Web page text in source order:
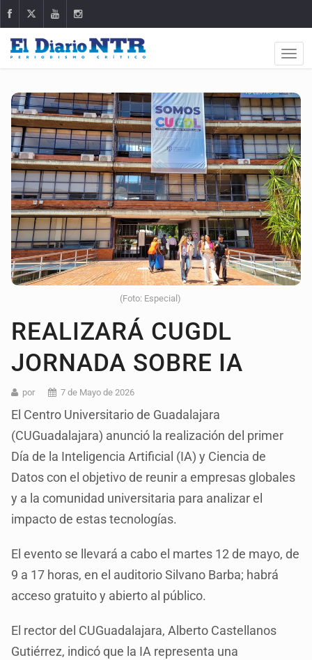
(Foto: Especial)
REALIZARÁ CUGDL
JORNADA SOBRE IA
por 7 de Mayo de 2026
El Centro Universitario de Guadalajara
(CUGuadalajara) anunció la realización del primer
Día de la Inteligencia Artificial (IA) y Ciencia de
Datos con el objetivo de reunir a empresas globales
y a la comunidad universitaria para analizar el
impacto de estas tecnologías.
El evento se llevará a cabo el martes 12 de mayo, de
9 a 17 horas, en el auditorio Silvano Barba; habrá
acceso gratuito y abierto al público.
El rector del CUGuadalajara, Alberto Castellanos
Gutiérrez, indicó que la IA representa una